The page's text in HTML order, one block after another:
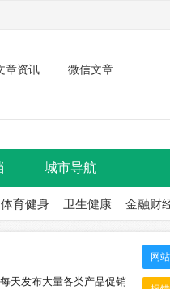
章资讯 微信文章
城市导航
体育健身 卫生健康 金融财
天发布大量各类产品促销
网